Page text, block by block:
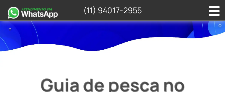
(11) 94017-2955
Guia de pesca no